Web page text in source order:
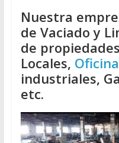
Nuestra
de Vaciado y
de
Locales,
industriales,
etc.